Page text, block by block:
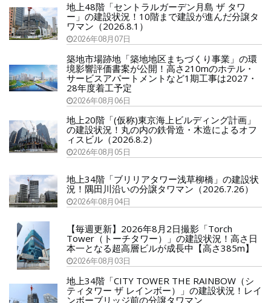
地上48階「セントラルガーデン月島 ザ タワ
ー」の建設状況！10階まで建設が進んだ分譲タ
ワマン（2026.8.1）
2026年08月07日
築地市場跡地「築地地区まちづくり事業」の環
境影響評価書案が公開！高さ210mのホテル・
サービスアパートメントなど1期工事は2027・
28年度着工予定
2026年08月06日
地上20階「(仮称)東京海上ビルディング計画」
の建設状況！丸の内の鉄骨造・木造によるオフ
ィスビル（2026.8.2）
2026年08月05日
地上34階「ブリリアタワー浅草柳橋」の建設状
況！隅田川沿いの分譲タワマン（2026.7.26）
2026年08月04日
【毎週更新】2026年8月2日撮影「Torch
Tower（トーチタワー）」の建設状況！高さ日
本一となる超高層ビルが成長中【高さ385m】
2026年08月03日
地上34階「CITY TOWER THE RAINBOW（シ
ティタワー ザ レインボー）」の建設状況！レイ
ンボーブリッジ前の分譲タワマン